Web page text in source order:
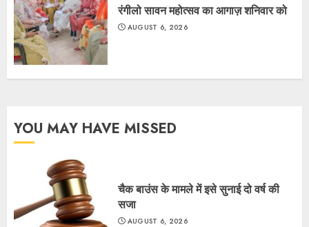
रंगीलो सावन महोत्सव का आगाज़ शनिवार को
AUGUST 6, 2026
YOU MAY HAVE MISSED
चैक बाउंस के मामले में इसे सुनाई दो वर्ष की
सजा
AUGUST 6, 2026